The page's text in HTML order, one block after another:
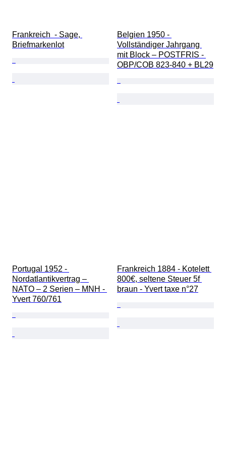
Frankreich  - Sage,
Briefmarkenlot
Belgien 1950 -
Vollständiger Jahrgang
mit Block – POSTFRIS -
OBP/COB 823-840 + BL29
Portugal 1952 -
Nordatlantikvertrag –
NATO – 2 Serien – MNH -
Yvert 760/761
Frankreich 1884 - Kotelett
800€, seltene Steuer 5f
braun - Yvert taxe n°27